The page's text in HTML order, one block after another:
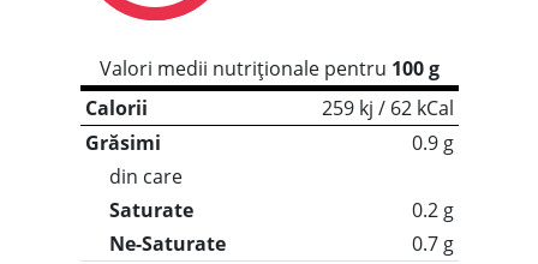
Valori medii nutriționale pentru 100 g
Calorii
259 kj / 62 kCal
Grăsimi
0.9 g
din care
Saturate
0.2 g
Ne-Saturate
0.7 g